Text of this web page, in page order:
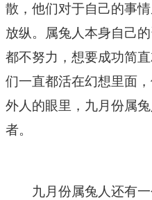
散，他们对于自己的事
放纵。属兔人本身自己
都不努力，想要成功简
们一直都活在幻想里面
外人的眼里，九月份属
者。
九月份属兔人还有一